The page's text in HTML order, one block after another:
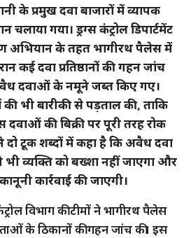
के प्रमुख दवा बाजारों में व्यापक
चलाया गया। ड्रग्स कंट्रोल डिपार्टमेंट
अभियान के तहत भागीरथ पैलेस में
कई दवा प्रतिष्ठानों की गहन जांच
दवाओं के नमूने जब्त किए गए।
की भी बारीकी से पड़ताल की, ताकि
की बिक्री पर पूरी तरह रोक
टूक शब्दों में कहा है कि अवैध दवा
भी व्यक्ति को बख्शा नहीं जाएगा और
कार्रवाई की जाएगी।
विभाग की टीमों ने भागीरथ पैलेस
के ठिकानों की गहन जांच की। इस